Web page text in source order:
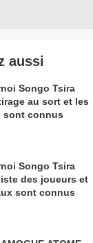
aussi
Songo Tsira
au sort et les
sont connus
Songo Tsira
des joueurs et
sont connus